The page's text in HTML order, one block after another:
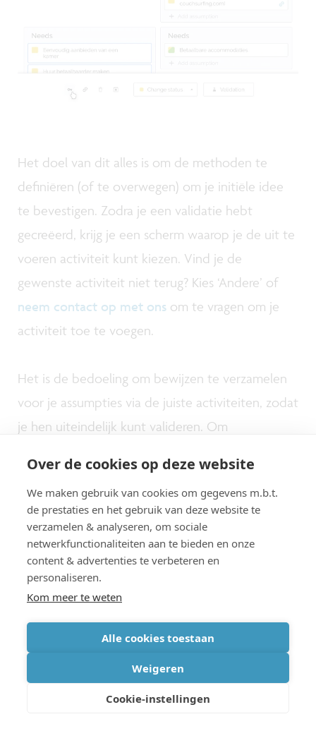
Over de cookies op deze website
We maken gebruik van cookies om gegevens m.b.t.
de prestaties en het gebruik van deze website te
verzamelen & analyseren, om sociale
netwerkfunctionaliteiten aan te bieden en onze
content & advertenties te verbeteren en
personaliseren.
Kom meer te weten
Alle cookies toestaan
Weigeren
Cookie-instellingen
Het doel van dit alles is om de methoden te
definiëren (of te overwegen) om je initiële idee
te bevestigen. Zodra je een validatie hebt
gecreëerd, krijg je een scherm waarop je de uit te
voeren activiteit kunt kiezen. Vind je de
gewenste activiteit niet terug? Kies ‘Andere’ of
neem contact op met ons om te vragen om je
activiteit toe te voegen.
Het is de bedoeling om bewijzen te verzamelen
voor je assumpties via de juiste activiteiten, zodat
je hen uiteindelijk kunt valideren. Om
voorkomen, raden we je aan om
onderzoeksvragen te formuleren die duidelijk
beschrijven welk resultaat je verwacht:
zogenaamde hypothesen.
Het voordeel van werken met een hypothese is
dat je hierdoor gedwongen wordt om na te
denken over het resultaat van je activiteit. Zo kun
je niet alleen de implicaties beter begrijpen, maar
ook de variabelen in je onderzoek. Een